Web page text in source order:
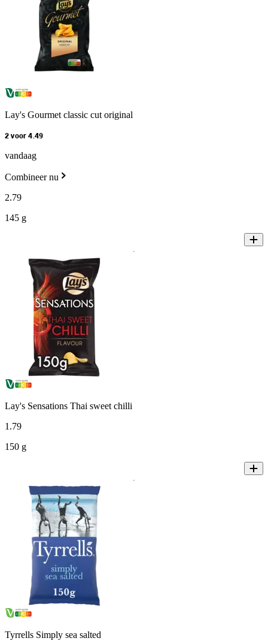
Lay's Gourmet classic cut original
2 voor 4.49
vandaag
Combineer nu
2.79
145 g
Lay's Sensations Thai sweet chilli
1 .79
150 g
Tyrrells Simply sea salted